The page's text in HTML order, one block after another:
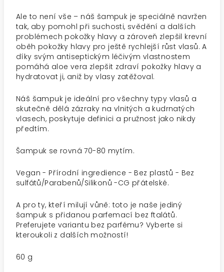
Ale to není vše – náš šampuk je speciálně navržen
tak, aby pomohl při suchosti, svědění a dalších
problémech pokožky hlavy a zároveň zlepšil krevní
oběh pokožky hlavy pro ještě rychlejší růst vlasů. A
díky svým antiseptickým léčivým vlastnostem
pomáhá aloe vera zlepšit zdraví pokožky hlavy a
hydratovat ji, aniž by vlasy zatěžoval.
Náš šampuk je ideální pro všechny typy vlasů a
skutečně dělá zázraky na vlnitých a kudrnatých
vlasech, poskytuje definici a pružnost jako nikdy
předtím.
Šampuk se rovná 70-80 mytím.
Vegan - Přírodní ingredience - Bez plastů - Bez
sulfátů/Parabenů/Silikonů -CG přátelské.
A pro ty, kteří milují vůně: toto je naše jediný
šampuk s přidanou parfemací bez ftalátů.
Preferujete variantu bez parfému? Vyberte si
kteroukoli z dalších možností!
60 g